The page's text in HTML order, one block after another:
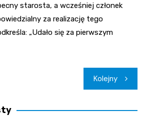
starosta, a wcześniej członek
za realizację tego
„Udało się za pierwszym
Kolejny